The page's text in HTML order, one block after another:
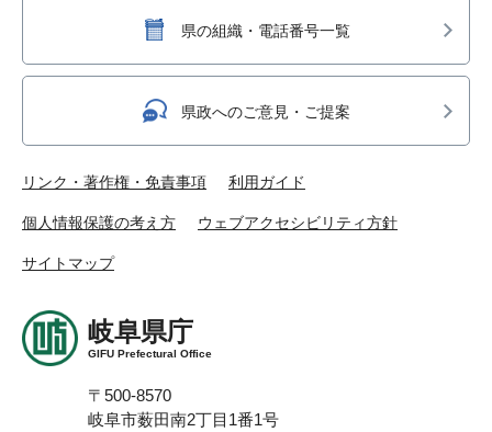
県の組織・電話番号一覧
県政へのご意見・ご提案
リンク・著作権・免責事項 利用ガイド
個人情報保護の考え方 ウェブアクセシビリティ方針
サイトマップ
岐阜県庁
GIFU Prefectural Office
〒500-8570
岐阜市薮田南2丁目1番1号